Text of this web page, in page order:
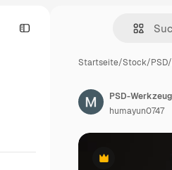
Startseite/Stock/PSD/
Premium
humayun0747